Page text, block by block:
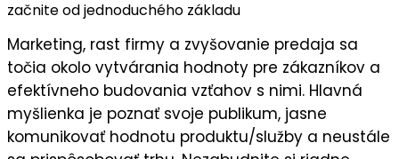
začnite od jednoduchého základu
Marketing, rast firmy a zvyšovanie predaja sa
točia okolo vytvárania hodnoty pre zákazníkov a
efektívneho budovania vzťahov s nimi. Hlavná
myšlienka je poznať svoje publikum, jasne
komunikovať hodnotu produktu/služby a neustále